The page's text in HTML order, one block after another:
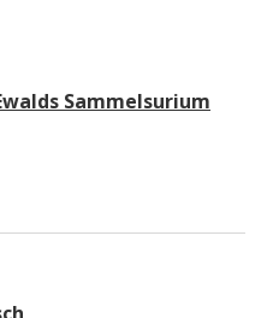
Sammelsurium